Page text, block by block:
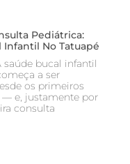
Pediátrica:
Infantil No Tatuapé
saúde bucal infantil
a ser
os primeiros
— e, justamente por
consulta